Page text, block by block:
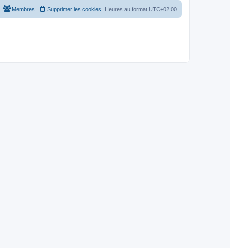
Heures au format UTC+02:00
Supprimer les cookies
Membres